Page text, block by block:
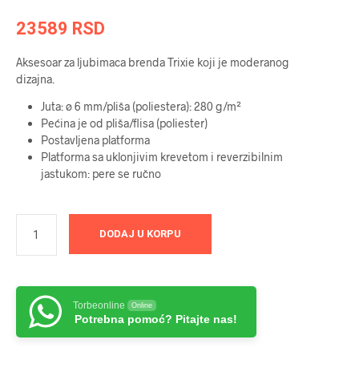
23589 RSD
Aksesoar za ljubimaca brenda Trixie koji je moderanog
dizajna.
Juta: ø 6 mm/pliša (poliestera): 280 g/m²
Pećina je od pliša/flisa (poliester)
Postavljena platforma
Platforma sa uklonjivim krevetom i reverzibilnim
jastukom: pere se ručno
DODAJ U KORPU
Torbeonline Online
Potrebna pomoć? Pitajte nas!